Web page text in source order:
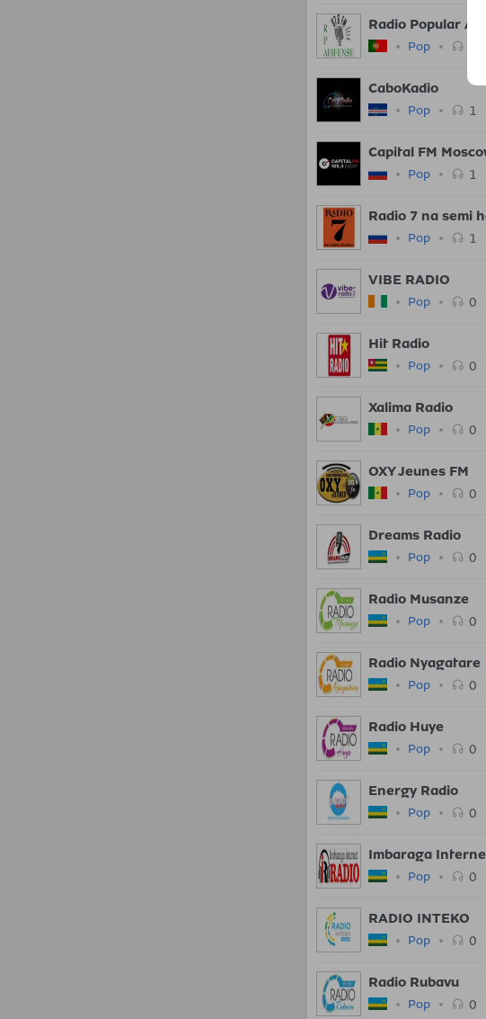
Radio Popular
Pop
CaboKadio
Pop 1
Capital FM
Pop 1
Radio 7 na semi
Pop 1
VIBE RADIO
Pop 0
Hit Radio
Pop 0
Xalima Radio
Pop 0
OXY Jeunes FM
Pop 0
Dreams Radio
Pop 0
Radio Musanze
Pop 0
Radio Nyagatare
Pop 0
Radio Huye
Pop 0
Energy Radio
Pop 0
Imbaraga
Pop 0
RADIO INTEKO
Pop 0
Radio Rubavu
Pop 0